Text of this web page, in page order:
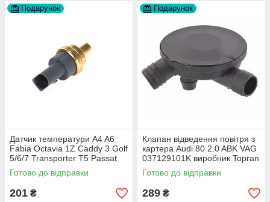
Подарунок
Датчик температури A4 A6
Fabia Octavia 1Z Caddy 3 Golf
5/6/7 Transporter T5 Passat
B6 (колір сірий)
Готово до відправки
201 ₴
Подарунок
Клапан відведення повітря з
картера Audi 80 2.0 ABK VAG
037129101K виробник Topran
Німеччина
Готово до відправки
289 ₴